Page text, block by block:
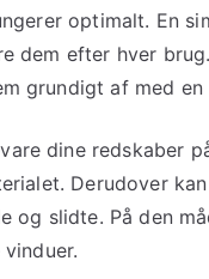
optimalt. En
dem efter hver
grundigt af med en
dine redskaber
Derudover
og slidte. På den